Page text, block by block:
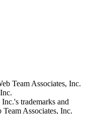
Team Associates, Inc.
trademarks and
Associates, Inc.